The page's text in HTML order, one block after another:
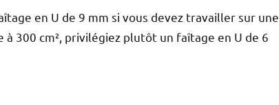
en U de 9 mm si vous devez travailler sur une
300 cm², privilégiez plutôt un faîtage en U de 6